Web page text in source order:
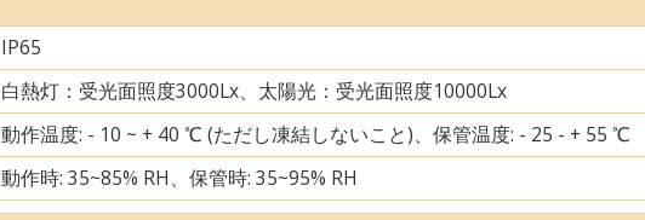
IP65
白熱灯：受光面照度3000Lx、太陽光：受光面照度10000Lx
動作温度: - 10 ~ + 40 ℃ (ただし凍結しないこと)、保管温度: - 25 - + 55 ℃
動作時: 35~85% RH、保管時: 35~95% RH